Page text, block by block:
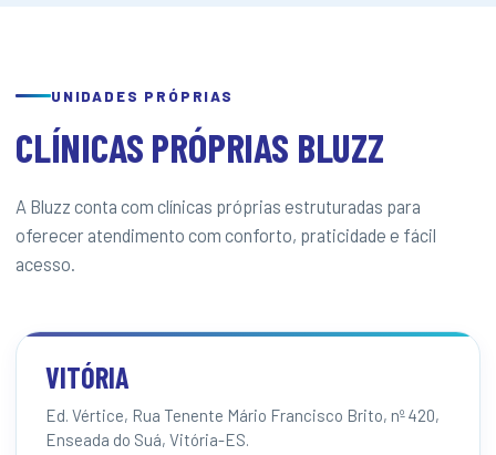
UNIDADES PRÓPRIAS
CLÍNICAS PRÓPRIAS BLUZZ
A Bluzz conta com clínicas próprias estruturadas para
oferecer atendimento com conforto, praticidade e fácil
acesso.
VITÓRIA
Ed. Vértice, Rua Tenente Mário Francisco Brito, nº 420,
Enseada do Suá, Vitória-ES.